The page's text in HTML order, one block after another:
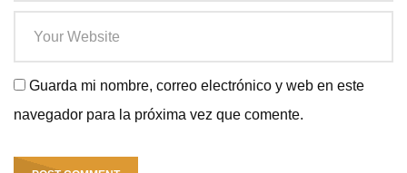
Guarda mi nombre, correo electrónico y web en este
navegador para la próxima vez que comente.